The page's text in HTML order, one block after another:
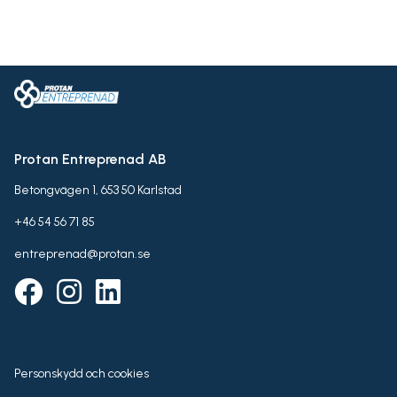
Protan Entreprenad AB
Betongvägen 1, 653 50 Karlstad
+46 54 56 71 85
entreprenad@protan.se
Personskydd och cookies